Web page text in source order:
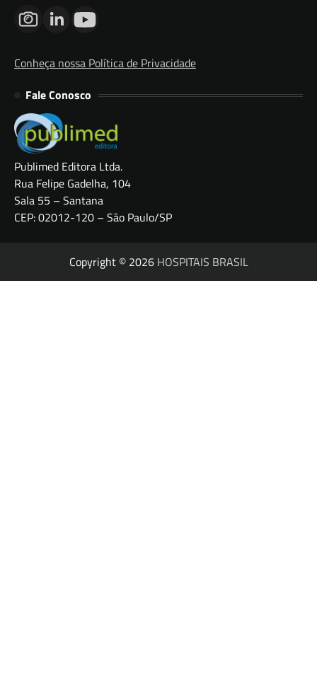
Conheça nossa Política de Privacidade
Fale Conosco
Publimed Editora Ltda.
Rua Felipe Gadelha, 104
Sala 55 – Santana
CEP: 02012-120 – São Paulo/SP
Copyright © 2026 HOSPITAIS BRASIL